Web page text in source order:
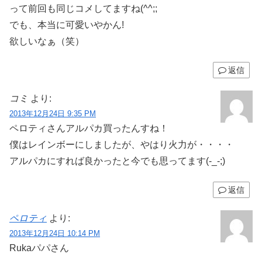
って前回も同じコメしてますね(^^;;
でも、本当に可愛いやかん!
欲しいなぁ（笑）
返信
コミ より:
2013年12月24日 9:35 PM
ペロティさんアルパカ買ったんすね！
僕はレインボーにしましたが、やはり火力が・・・・
アルパカにすれば良かったと今でも思ってます(-_-;)
返信
ペロティ より:
2013年12月24日 10:14 PM
Rukaパパさん